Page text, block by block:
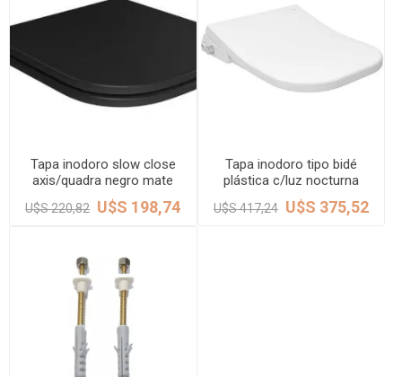
Tapa inodoro slow close
axis/quadra negro mate
DECA
U$S 220,82 U$S 198,74
Tapa inodoro tipo bidé
plástica c/luz nocturna
Axis/Quadra blanca DECA
U$S 417,24 U$S 375,52